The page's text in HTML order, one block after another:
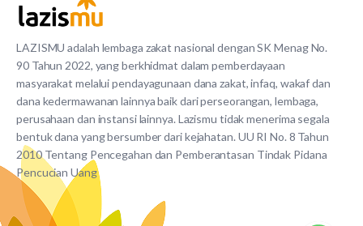
LAZISMU adalah lembaga zakat nasional dengan SK Menag No.
90 Tahun 2022, yang berkhidmat dalam pemberdayaan
masyarakat melalui pendayagunaan dana zakat, infaq, wakaf dan
dana kedermawanan lainnya baik dari perseorangan, lembaga,
perusahaan dan instansi lainnya. Lazismu tidak menerima segala
bentuk dana yang bersumber dari kejahatan. UU RI No. 8 Tahun
2010 Tentang Pencegahan dan Pemberantasan Tindak Pidana
Pencucian Uang